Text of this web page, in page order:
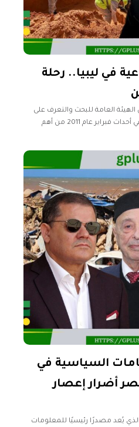
في ليبيا.. رحلة
الهيئة العامة للبحث والتعرف على
المفقودين، أن ملف المفقودين في أحداث فبراير عام 2011 من أهم
خاصًا. وأضاف السيوي، خلال
السياسية في
أضرار إعصار
يُعد مصدرًا رئيسيًا للمعلومات